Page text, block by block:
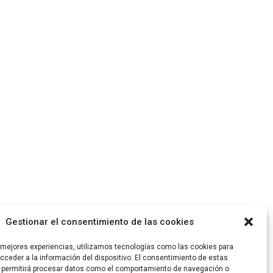
Gestionar el consentimiento de las cookies
experiencias, utilizamos tecnologías como las cookies para
a la información del dispositivo. El consentimiento de estas
procesar datos como el comportamiento de navegación o